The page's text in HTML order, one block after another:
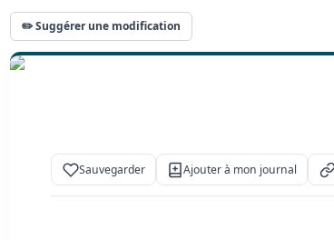
✏️ Suggérer une modification
Sauvegarder Ajouter à mon journal